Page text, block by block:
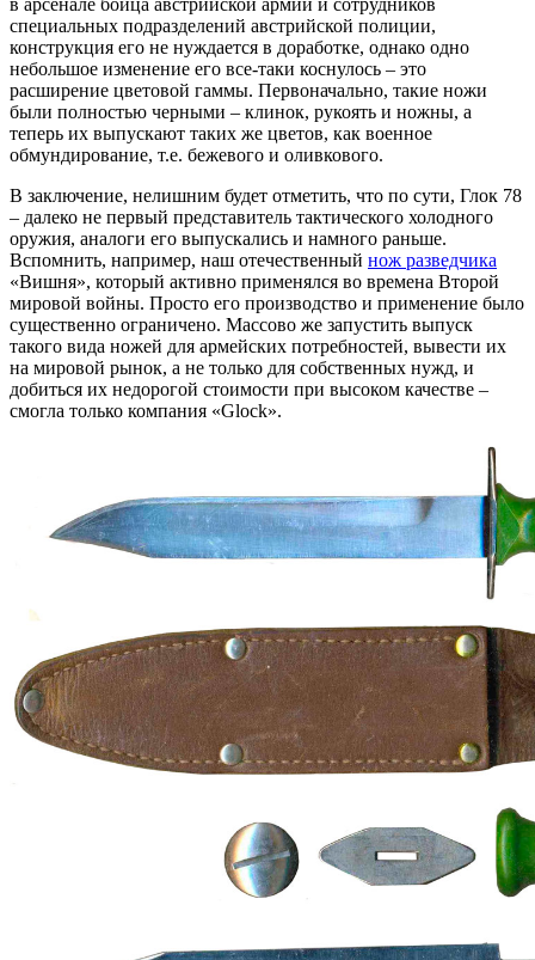
специальных подразделений австрийской полиции,
конструкция его не нуждается в доработке, однако одно
небольшое изменение его все-таки коснулось – это
расширение цветовой гаммы. Первоначально, такие ножи
были полностью черными – клинок, рукоять и ножны, а
теперь их выпускают таких же цветов, как военное
обмундирование, т.е. бежевого и оливкового.
В заключение, нелишним будет отметить, что по сути, Глок 78
– далеко не первый представитель тактического холодного
оружия, аналоги его выпускались и намного раньше.
Вспомнить, например, наш отечественный нож разведчика
«Вишня», который активно применялся во времена Второй
мировой войны. Просто его производство и применение было
существенно ограничено. Массово же запустить выпуск
такого вида ножей для армейских потребностей, вывести их
на мировой рынок, а не только для собственных нужд, и
добиться их недорогой стоимости при высоком качестве –
смогла только компания «Glock».